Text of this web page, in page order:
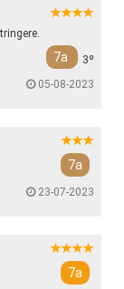
7a
3º
05-08-2023
7a
23-07-2023
7a